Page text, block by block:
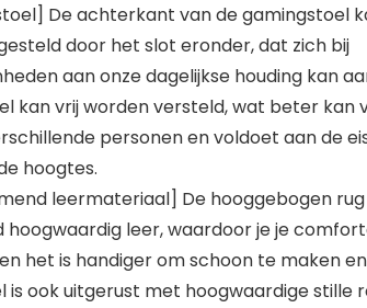
De achterkant van de gamingstoel
door het slot eronder, dat zich bij
aan onze dagelijkse houding kan
kan vrij worden versteld, wat beter kan
personen en voldoet aan de
hoogtes.
leermateriaal] De hooggebogen rug
leer, waardoor je je
het is handiger om schoon te maken
is ook uitgerust met hoogwaardige stille